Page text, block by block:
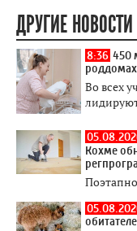
ДРУГИЕ
8:36 450
Во всех
Кохме